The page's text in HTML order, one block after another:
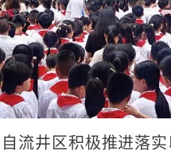
流井区积极推进落